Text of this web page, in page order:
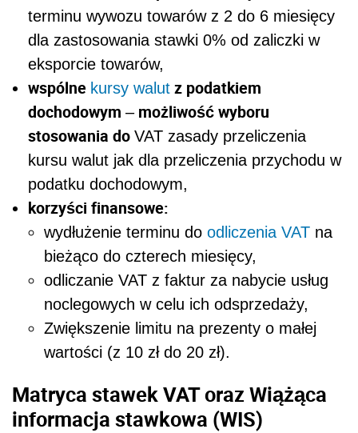
terminu wywozu towarów z 2 do 6 miesięcy
dla zastosowania stawki 0% od zaliczki w
eksporcie towarów,
wspólne kursy walut z podatkiem
dochodowym –możliwość wyboru
stosowania do VAT zasady przeliczenia
kursu walut jak dla przeliczenia przychodu w
podatku dochodowym,
korzyści finansowe:
wydłużenie terminu do odliczenia VAT na
bieżąco do czterech miesięcy,
odliczanie VAT z faktur za nabycie usług
noclegowych w celu ich odsprzedaży,
Zwiększenie limitu na prezenty o małej
wartości (z 10 zł do 20 zł).
Matryca stawek VAT oraz Wiążąca
informacja stawkowa (WIS)